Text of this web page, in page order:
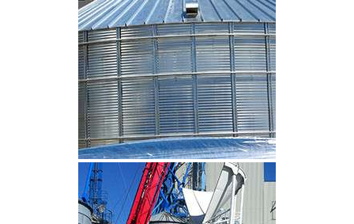
CLIQUEZ POUR AGRANDIR